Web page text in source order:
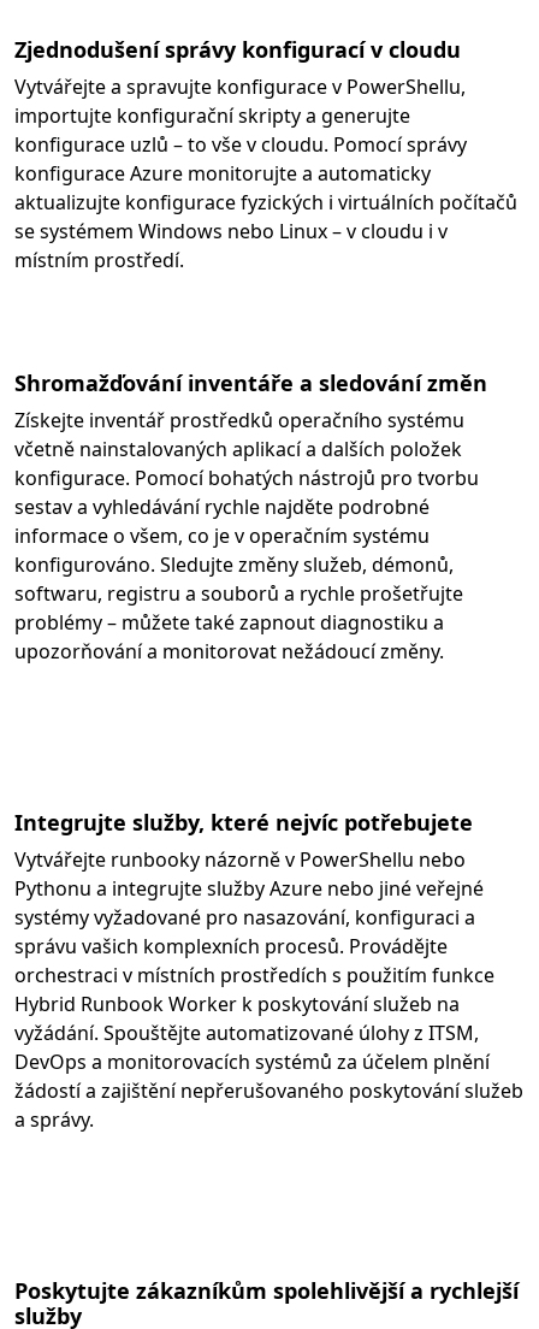
Zjednodušení správy konfigurací v cloudu
Vytvářejte a spravujte konfigurace v PowerShellu,
importujte konfigurační skripty a generujte
konfigurace uzlů – to vše v cloudu. Pomocí správy
konfigurace Azure monitorujte a automaticky
aktualizujte konfigurace fyzických i virtuálních počítačů
se systémem Windows nebo Linux – v cloudu i v
místním prostředí.
Shromažďování inventáře a sledování změn
Získejte inventář prostředků operačního systému
včetně nainstalovaných aplikací a dalších položek
konfigurace. Pomocí bohatých nástrojů pro tvorbu
sestav a vyhledávání rychle najděte podrobné
informace o všem, co je v operačním systému
konfigurováno. Sledujte změny služeb, démonů,
softwaru, registru a souborů a rychle prošetřujte
problémy – můžete také zapnout diagnostiku a
upozorňování a monitorovat nežádoucí změny.
Integrujte služby, které nejvíc potřebujete
Vytvářejte runbooky názorně v PowerShellu nebo
Pythonu a integrujte služby Azure nebo jiné veřejné
systémy vyžadované pro nasazování, konfiguraci a
správu vašich komplexních procesů. Provádějte
orchestraci v místních prostředích s použitím funkce
Hybrid Runbook Worker k poskytování služeb na
vyžádání. Spouštějte automatizované úlohy z ITSM,
DevOps a monitorovacích systémů za účelem plnění
žádostí a zajištění nepřerušovaného poskytování služeb
a správy.
Poskytujte zákazníkům spolehlivější a rychlejší
služby